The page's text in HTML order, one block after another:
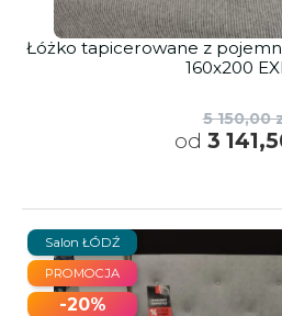
Łóżko tapicerowane z
160x200
5 150,00
od 3
PROMOCJA
-20%
Salon ŁÓDŹ